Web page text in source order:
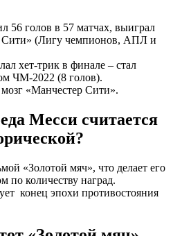
56 голов в 57 матчах, выиграл
Сити» (Лигу чемпионов, АПЛ и
хет-трик в финале – стал
ЧМ-2022 (8 голов).
«Манчестер Сити».
Месси считается
«Золотой мяч», что делает его
по количеству наград.
конец эпохи противостояния